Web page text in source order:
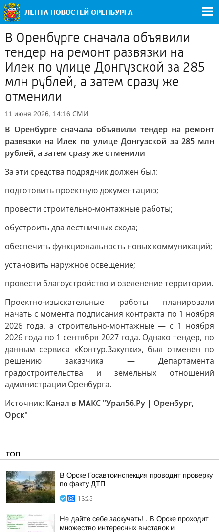
В Оренбурге сначала объявили
тендер на ремонт развязки на
Илек по улице Донгузской за 285
млн рублей, а затем сразу же
отменили
11 июня 2026, 14:16 СМИ
В Оренбурге сначала объявили тендер на ремонт
развязки на Илек по улице Донгузской за 285 млн
рублей, а затем сразу же отменили
За эти средства подрядчик должен был:
подготовить проектную документацию;
провести строительно-монтажные работы;
обустроить два лестничных схода;
обеспечить функциональность новых коммуникаций;
установить наружное освещение;
провести благоустройство и озеленение территории.
Проектно-изыскательные работы планировали
начать с момента подписания контракта по 1 ноября
2026 года, а строительно-монтажные — с 1 ноября
2026 года по 1 сентября 2027 года. Однако тендер, по
данным сервиса «Контур.Закупки», был отменен по
решению заказчика — Департамента
градостроительства и земельных отношений
администрации Оренбурга.
Источник: Канал в МАКС "Урал56.Ру | Оренбург,
Орск"
ТОП
В Орске Госавтоинспекция проводит проверку
по факту ДТП
13:25
Не дайте себе заскучать! . В Орске проходит
множество интересных выставок и